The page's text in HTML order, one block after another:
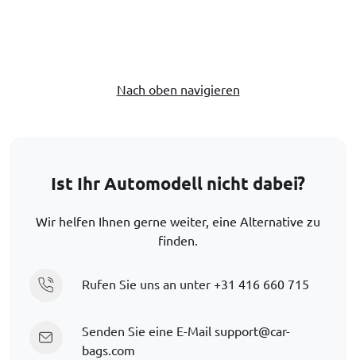
Nach oben navigieren
Ist Ihr Automodell nicht dabei?
Wir helfen Ihnen gerne weiter, eine Alternative zu
finden.
Rufen Sie uns an unter +31 416 660 715
Senden Sie eine E-Mail support@car-
bags.com